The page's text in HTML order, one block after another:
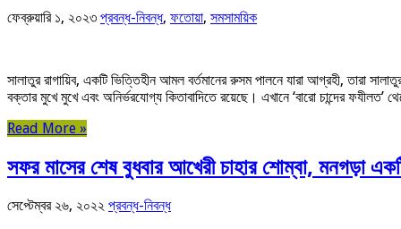
ফেব্রুয়ারি ১, ২০২৩ প্রবন্ধ-নিবন্ধ, ফতোয়া, সমসাময়িক
সালাতুর রাগায়িব, একটি ভিত্তিহীন আমল বর্তমানের রুসম পালনে যারা আগ্রহী, তারা
বক্তার মুখে মুখে এবং অনির্ভরযোগ্য কিতাবাদিতে রয়েছে। এখানে ‘বারো চান্দের ফযীলত’
Read More »
সফর মাসের শেষ বুধবার আখেরী চাহার শোম্বা, মনগড়া
সেপ্টেম্বর ২৬, ২০২২ প্রবন্ধ-নিবন্ধ